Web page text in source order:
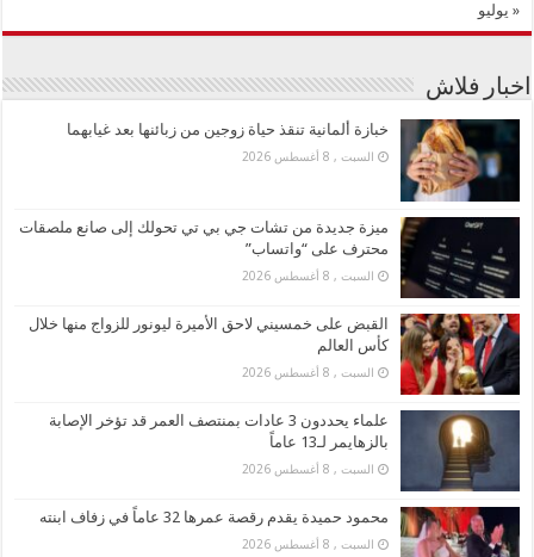
« يوليو
اخبار فلاش
خبازة ألمانية تنقذ حياة زوجين من زبائنها بعد غيابهما
السبت , 8 أغسطس 2026
ميزة جديدة من تشات جي بي تي تحولك إلى صانع ملصقات
محترف على “واتساب”
السبت , 8 أغسطس 2026
القبض على خمسيني لاحق الأميرة ليونور للزواج منها خلال
كأس العالم
السبت , 8 أغسطس 2026
علماء يحددون 3 عادات بمنتصف العمر قد تؤخر الإصابة
بالزهايمر لـ13 عاماً
السبت , 8 أغسطس 2026
محمود حميدة يقدم رقصة عمرها 32 عاماً في زفاف ابنته
السبت , 8 أغسطس 2026